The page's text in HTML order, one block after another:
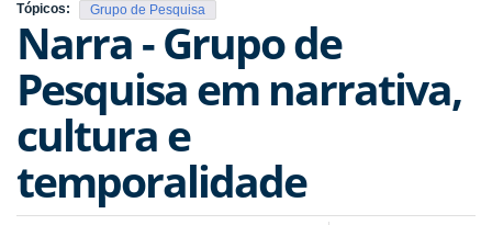
Tópicos: Grupo de Pesquisa
Narra - Grupo de
Pesquisa em narrativa,
cultura e
temporalidade